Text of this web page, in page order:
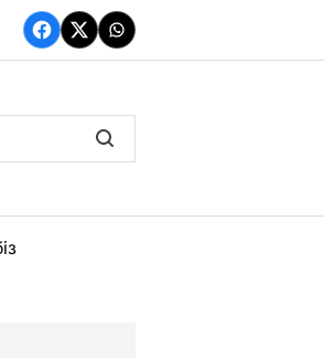
Facebook
TwitterWhatsApp